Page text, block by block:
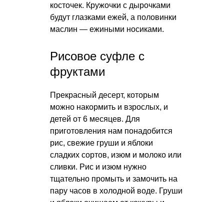
косточек. Кружочки с дырочками
будут глазками ежей, а половинки
маслин — ежиными носиками.
Рисовое суфле с
фруктами
Прекрасный десерт, которым
можно накормить и взрослых, и
детей от 6 месяцев. Для
приготовления нам понадобится
рис, свежие груши и яблоки
сладких сортов, изюм и молоко или
сливки. Рис и изюм нужно
тщательно промыть и замочить на
пару часов в холодной воде. Груши